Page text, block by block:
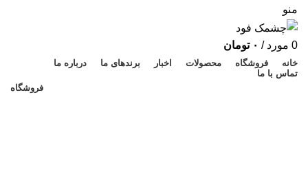
منو
0 مورد / ۰ تومان
خانه فروشگاه محصولات اخبار برندهای ما
درباره ما
تماس با ما
فروشگاه